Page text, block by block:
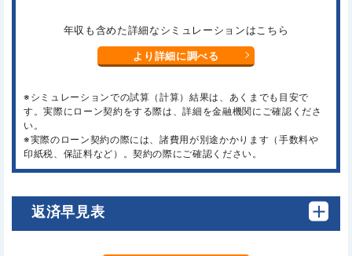
年収も含めた詳細なシミュレーションはこちら
より詳細に調べる
※シミュレーションでの試算（計算）結果は、あくまでも目安で
す。実際にローン契約をする際は、詳細を金融機関にご確認くださ
い。
※実際のローン契約の際には、諸費用が別途かかります（手数料や
印紙税、保証料など）。契約の際にご確認ください。
返済早見表